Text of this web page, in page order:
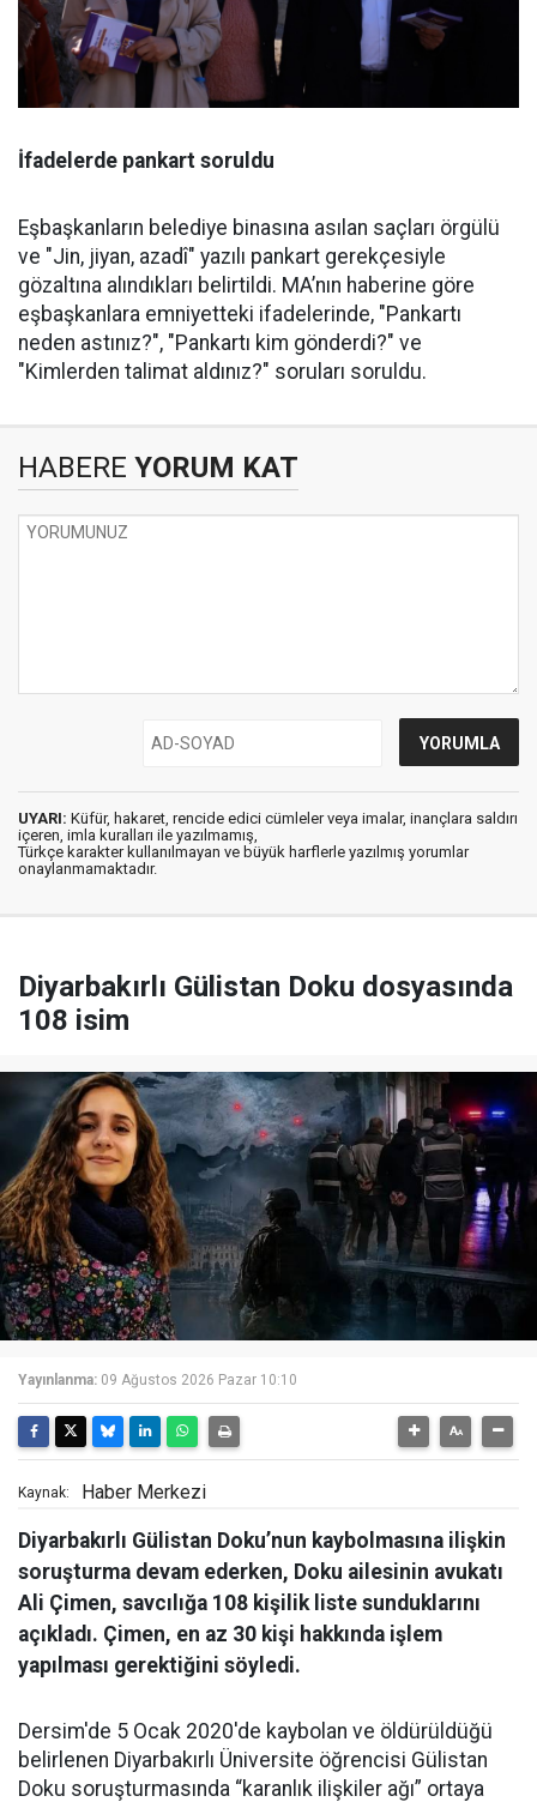
İfadelerde pankart soruldu
Eşbaşkanların belediye binasına asılan saçları örgülü
ve "Jin, jiyan, azadî" yazılı pankart gerekçesiyle
gözaltına alındıkları belirtildi. MA’nın haberine göre
eşbaşkanlara emniyetteki ifadelerinde, "Pankartı
neden astınız?", "Pankartı kim gönderdi?" ve
"Kimlerden talimat aldınız?" soruları soruldu.
HABERE YORUM KAT
UYARI: Küfür, hakaret, rencide edici cümleler veya imalar, inançlara saldırı
içeren, imla kuralları ile yazılmamış,
Türkçe karakter kullanılmayan ve büyük harflerle yazılmış yorumlar
onaylanmamaktadır.
Diyarbakırlı Gülistan Doku dosyasında
108 isim
Yayınlanma: 09 Ağustos 2026 Pazar 10:10
Kaynak: Haber Merkezi
Diyarbakırlı Gülistan Doku’nun kaybolmasına ilişkin
soruşturma devam ederken, Doku ailesinin avukatı
Ali Çimen, savcılığa 108 kişilik liste sunduklarını
açıkladı. Çimen, en az 30 kişi hakkında işlem
yapılması gerektiğini söyledi.
Dersim'de 5 Ocak 2020'de kaybolan ve öldürüldüğü
belirlenen Diyarbakırlı Üniversite öğrencisi Gülistan
Doku soruşturmasında “karanlık ilişkiler ağı” ortaya